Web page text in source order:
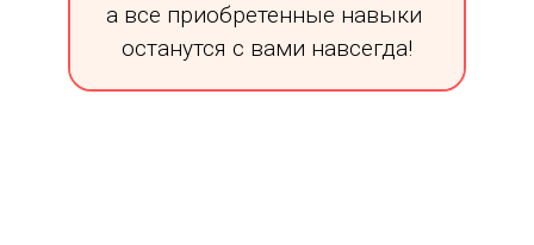
а все приобретенные навыки
останутся с вами навсегда!